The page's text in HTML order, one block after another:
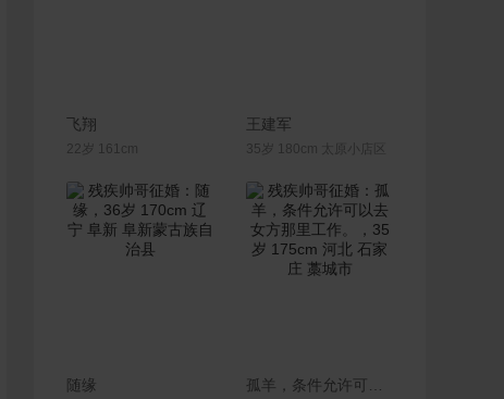
飞翔
22岁 161cm
王建军
35岁 180cm 太原小店区
随缘 联系Ta